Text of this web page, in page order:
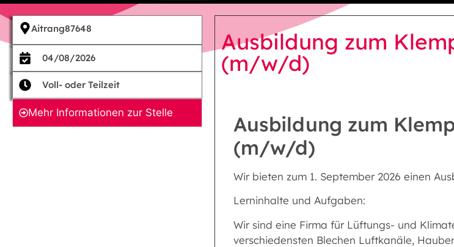
Aitrang87648
04/08/2026
Voll- oder Teilzeit
Mehr Informationen zur Stelle
Ausbildung zum
(m/w/d)
Ausbildung zum
(m/w/d)
Wir bieten zum 1. September 2026 einen
Lerninhalte und Aufgaben:
Wir sind eine Firma für Lüftungs- und
verschiedensten Blechen Luftkanäle,